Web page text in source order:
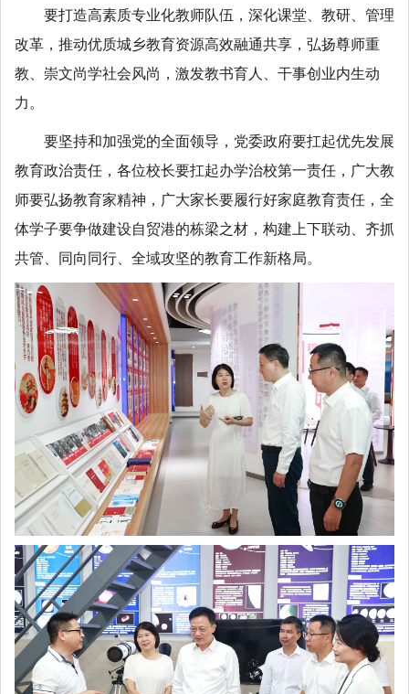
要打造高素质专业化教师队伍，深化课堂、教研、管理
改革，推动优质城乡教育资源高效融通共享，弘扬尊师重
教、崇文尚学社会风尚，激发教书育人、干事创业内生动
力。
要坚持和加强党的全面领导，党委政府要扛起优先发展
教育政治责任，各位校长要扛起办学治校第一责任，广大教
师要弘扬教育家精神，广大家长要履行好家庭教育责任，全
体学子要争做建设自贸港的栋梁之材，构建上下联动、齐抓
共管、同向同行、全域攻坚的教育工作新格局。